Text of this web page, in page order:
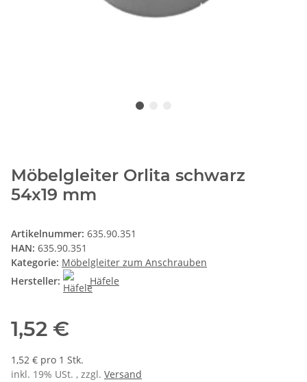
Möbelgleiter Orlita schwarz
54x19 mm
Artikelnummer: 635.90.351
HAN: 635.90.351
Kategorie: Möbelgleiter zum Anschrauben
Hersteller:
Häfele
1,52 €
1,52 € pro 1 Stk.
inkl. 19% USt. , zzgl. Versand